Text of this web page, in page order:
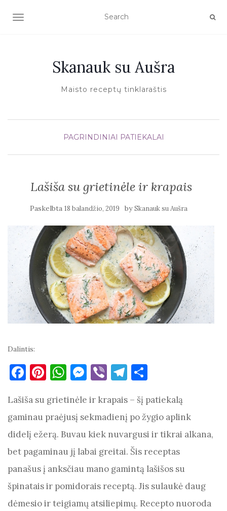
TOGGLE NAVIGATION
Skanauk su Aušra
Maisto receptų tinklaraštis
PAGRINDINIAI PATIEKALAI
Lašiša su grietinėle ir krapais
Paskelbta 18 balandžio, 2019 bySkanauk su Aušra
Dalintis:
F
c
e
b
o
o
k
Pi
er
es
t
W
at
s
A
p
p
M
se
n
g
er
Vi
er
T
e
gr
a
m
ar
e
Lašiša su grietinėle ir krapais – šį patiekalą
gaminau praėjusį sekmadienį po žygio aplink
didelį ežerą. Buvau kiek nuvargusi ir tikrai alkana,
bet pagaminau jį labai greitai. Šis receptas
panašus į anksčiau mano gamintą lašišos su
špinatais ir pomidorais receptą. Jis sulaukė daug
dėmesio ir teigiamų atsiliepimų. Recepto nuoroda